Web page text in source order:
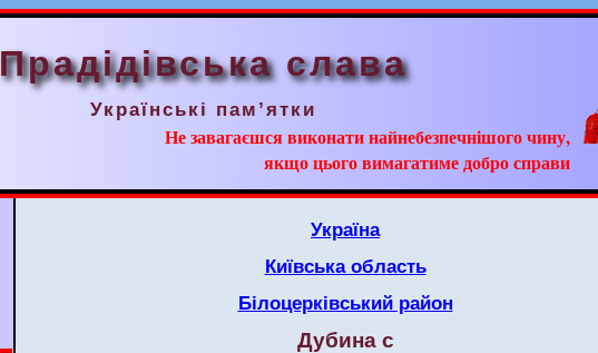
Прадідівська слава
Українські пам’ятки
Не завагаєшся виконати найнебезпечнішого чину,
якщо цього вимагатиме добро справи
Україна
Київська область
Білоцерківський район
Дубина с